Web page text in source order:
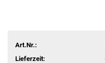
Art.Nr.:
Lieferzeit: